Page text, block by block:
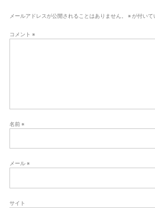
シ
ン
メールアドレスが公開されることはありません。 ※ が付いて
コメント ※
名前 ※
メール ※
サイト